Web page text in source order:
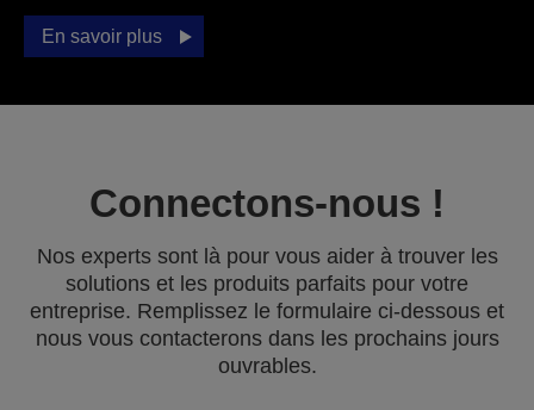
En savoir plus
Connectons-nous !
Nos experts sont là pour vous aider à trouver les
solutions et les produits parfaits pour votre
entreprise. Remplissez le formulaire ci-dessous et
nous vous contacterons dans les prochains jours
ouvrables.